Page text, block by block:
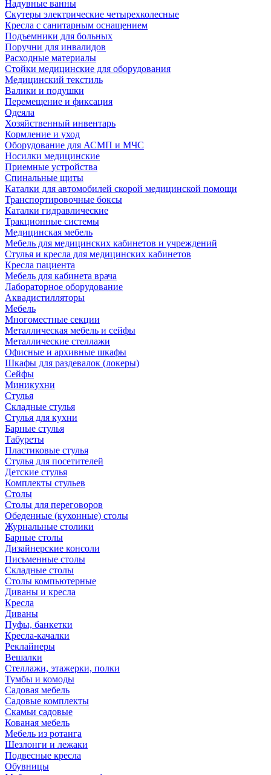
Надувные ванны
Скутеры электрические четырехколесные
Кресла с санитарным оснащением
Подъемники для больных
Поручни для инвалидов
Расходные материалы
Стойки медицинские для оборудования
Медицинский текстиль
Валики и подушки
Перемещение и фиксация
Одеяла
Хозяйственный инвентарь
Кормление и уход
Оборудование для АСМП и МЧС
Носилки медицинские
Приемные устройства
Спинальные щиты
Каталки для автомобилей скорой медицинской помощи
Транспортировочные боксы
Каталки гидравлические
Тракционные системы
Медицинская мебель
Мебель для медицинских кабинетов и учреждений
Стулья и кресла для медицинских кабинетов
Кресла пациента
Мебель для кабинета врача
Лабораторное оборудование
Аквадистилляторы
Мебель
Многоместные секции
Металлическая мебель и сейфы
Металлические стеллажи
Офисные и архивные шкафы
Шкафы для раздевалок (локеры)
Сейфы
Миникухни
Стулья
Складные стулья
Стулья для кухни
Барные стулья
Табуреты
Пластиковые стулья
Стулья для посетителей
Детские стулья
Комплекты стульев
Столы
Столы для переговоров
Обеденные (кухонные) столы
Журнальные столики
Барные столы
Дизайнерские консоли
Письменные столы
Складные столы
Столы компьютерные
Диваны и кресла
Кресла
Диваны
Пуфы, банкетки
Кресла-качалки
Реклайнеры
Вешалки
Стеллажи, этажерки, полки
Тумбы и комоды
Садовая мебель
Садовые комплекты
Скамьи садовые
Кованая мебель
Мебель из ротанга
Шезлонги и лежаки
Подвесные кресла
Обувницы